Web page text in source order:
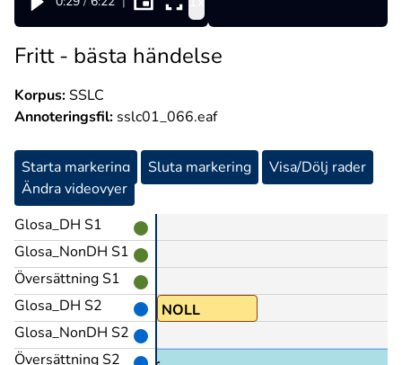
Fritt - bästa händelse
Korpus:SSLC
Annoteringsfil: sslc01_066.eaf
Starta markering Sluta markering
Visa/Dölj rader
Ändra videovyer
Glosa_DH S1
Glosa_NonDH S1
Översättning S1
Glosa_DH S2
Glosa_NonDH S2
Översättning S2
EN NOLL